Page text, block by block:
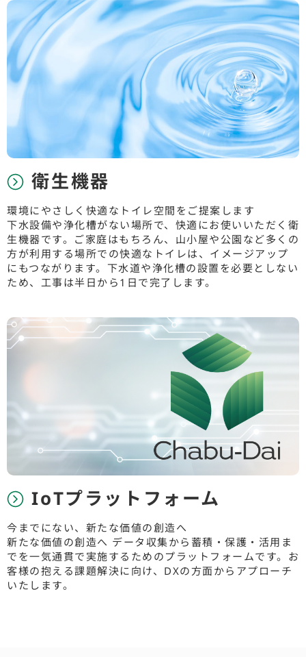
衛生機器
環境にやさしく快適なトイレ空間をご提案します
下水設備や浄化槽がない場所で、快適にお使いいただく衛
生機器です。ご家庭はもちろん、山小屋や公園など多くの
方が利用する場所での快適なトイレは、イメージアップ
にもつながります。下水道や浄化槽の設置を必要としない
ため、工事は半日から1日で完了します。
IoTプラットフォーム
今までにない、新たな価値の創造へ
新たな価値の創造へ データ収集から蓄積・保護・活用ま
でを一気通貫で実施するためのプラットフォームです。お
客様の抱える課題解決に向け、DXの方面からアプローチ
いたします。